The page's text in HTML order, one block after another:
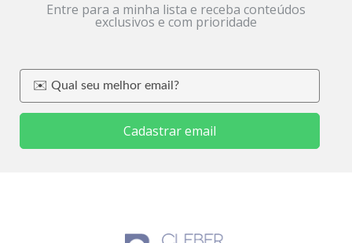
Entre para a minha lista e receba conteúdos
exclusivos e com prioridade
Cadastrar email